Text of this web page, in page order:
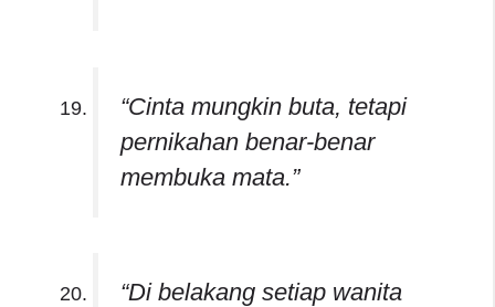
“Cinta mungkin buta, tetapi
pernikahan benar-benar
membuka mata.”
“Di belakang setiap wanita